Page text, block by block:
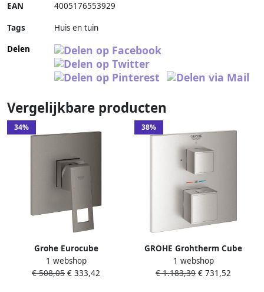
EAN 4005176553929
Tags
Huis en tuin
Delen
Vergelijkbare producten
34%
Grohe Eurocube
Inbouwthermostaat 1 knop
zonder omstel brushed hard
1 webshop
€ 508,05 € 333,42
38%
GROHE Grohtherm Cube
afbouwdeel voor
thermostatische
1 webshop
€ 1.183,39 € 731,52